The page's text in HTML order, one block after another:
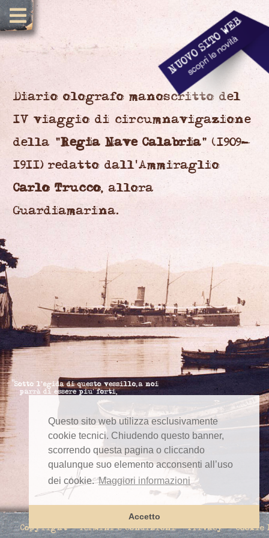
Questo sito web utilizza esclusivamente
cookie tecnici. Chiudendo questo banner,
scorrendo questa pagina o cliccando
qualunque suo elemento acconsenti all’uso
dei cookie.Maggiori informazioni
Accetto
Diario olografo manoscritto del
IV viaggio di circumnavigazione
della "Regia Nave Calabria" (1909-
1911) redatto dall'Ammiraglio
Carlo Trucco, allora
Guardiamarina.
Copyright Termini e condizioni Privacy Cookie